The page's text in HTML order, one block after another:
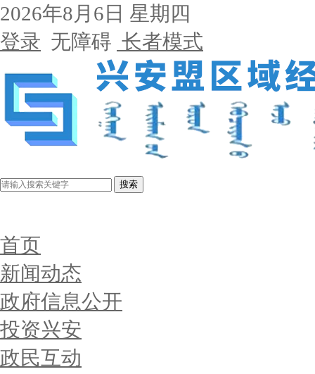
2026年8月6日 星期四
登录 无障碍 长者模式
搜索
首页
新闻动态
政府信息公开
投资兴安
政民互动